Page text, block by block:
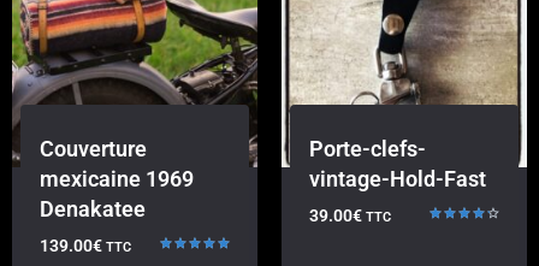
Couverture
mexicaine 1969
Denakatee
139.00€ TTC
Porte-clefs-
vintage-Hold-Fast
39.00€ TTC